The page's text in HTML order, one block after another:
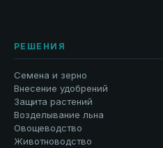
РЕШЕНИЯ
Семена и зерно
Внесение удобрений
Защита растений
Возделывание льна
Овощеводство
Животноводство